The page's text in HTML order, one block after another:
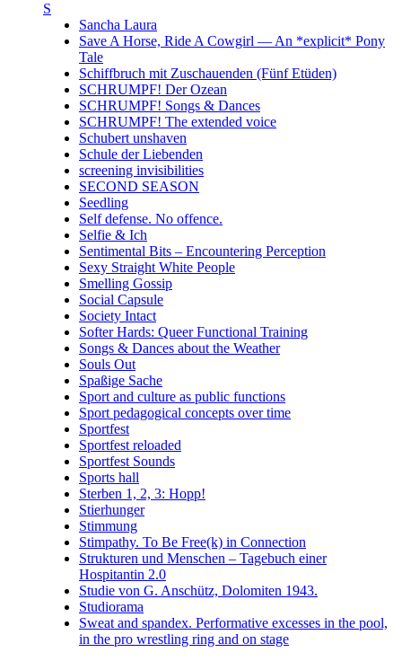
S
Sancha Laura
Save A Horse, Ride A Cowgirl — An *explicit* Pony
Tale
Schiffbruch mit Zuschauenden (Fünf Etüden)
SCHRUMPF! Der Ozean
SCHRUMPF! Songs & Dances
SCHRUMPF! The extended voice
Schubert unshaven
Schule der Liebenden
screening invisibilities
SECOND SEASON
Seedling
Self defense. No offence.
Selfie & Ich
Sentimental Bits – Encountering Perception
Sexy Straight White People
Smelling Gossip
Social Capsule
Society Intact
Softer Hards: Queer Functional Training
Songs & Dances about the Weather
Souls Out
Spaßige Sache
Sport and culture as public functions
Sport pedagogical concepts over time
Sportfest
Sportfest reloaded
Sportfest Sounds
Sports hall
Sterben 1, 2, 3: Hopp!
Stierhunger
Stimmung
Stimpathy. To Be Free(k) in Connection
Strukturen und Menschen – Tagebuch einer
Hospitantin 2.0
Studie von G. Anschütz, Dolomiten 1943.
Studiorama
Sweat and spandex. Performative excesses in the pool,
in the pro wrestling ring and on stage